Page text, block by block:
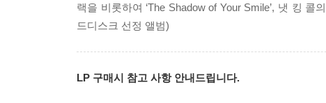
랙을 비롯하여 ‘The Shadow of Your Smile’, 냇 킹 콜
드디스크 선정 앨범)
LP 구매시 참고 사항 안내드립니다.